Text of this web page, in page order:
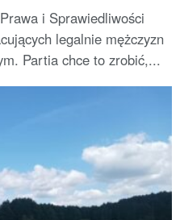
i Sprawiedliwości
legalnie mężczyzn
Partia chce to zrobić,...